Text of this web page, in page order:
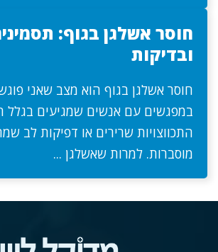
חוסר אשלגן בגוף:
ובדיקות
חוסר אשלגן בגוף הוא מצב שאני
במפגשים עם אנשים שמגיעים בגלל
התכווצויות שרירים או דפיקות לב
מוסברות. למרות שאשלגן ...